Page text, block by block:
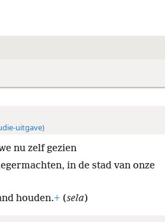
uitgave)
nu zelf gezien
in de stad van onze
houden.+(sela)